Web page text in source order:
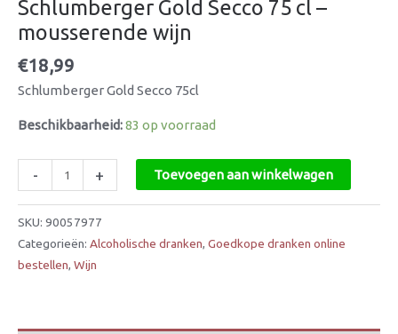
Schlumberger Gold Secco 75 cl –
mousserende wijn
€18,99
Schlumberger Gold Secco 75cl
Beschikbaarheid:83 op voorraad
- + Toevoegen aan winkelwagen
SKU: 90057977
Categorieën: Alcoholische dranken, Goedkope dranken online
bestellen, Wijn